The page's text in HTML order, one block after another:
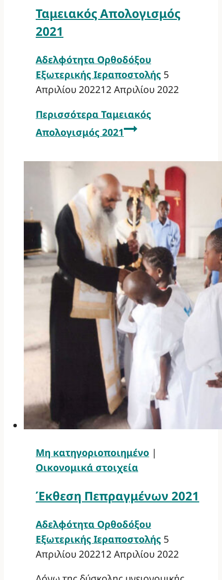
Ταμειακός Απολογισμός
2021
Αδελφότητα Ορθοδόξου
Εξωτερικής Ιεραποστολής 5
Απριλίου 202212 Απριλίου 2022
Περισσότερα Ταμειακός
Απολογισμός 2021
Μη κατηγοριοποιημένο |
Οικονομικά στοιχεία
Έκθεση Πεπραγμένων 2021
Αδελφότητα Ορθοδόξου
Εξωτερικής Ιεραποστολής 5
Απριλίου 202212 Απριλίου 2022